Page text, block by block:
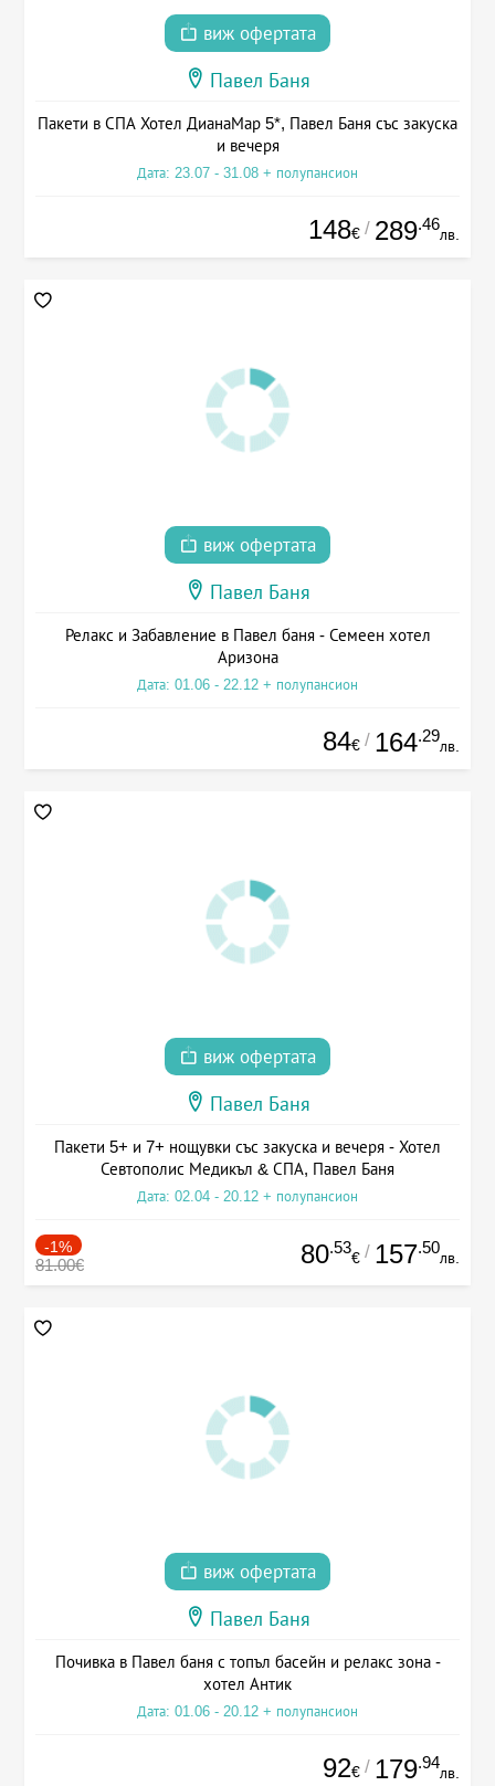
виж офертата
Павел Баня
Пакети в СПА Хотел ДианаМар 5*, Павел Баня със закуска
и вечеря
Дата: 23.07 - 31.08 + полупансион
148€ / 289.46
лв.
виж офертата
Павел Баня
Релакс и Забавление в Павел баня - Семеен хотел
Аризона
Дата: 01.06 - 22.12 + полупансион
84€ / 164.29
лв.
виж офертата
Павел Баня
Пакети 5+ и 7+ нощувки със закуска и вечеря - Хотел
Севтополис Медикъл & СПА, Павел Баня
Дата: 02.04 - 20.12 + полупансион
-1%
81.00€ 80.53
€ / 157.50
лв.
виж офертата
Павел Баня
Почивка в Павел баня с топъл басейн и релакс зона -
хотел Антик
Дата: 01.06 - 20.12 + полупансион
92€ / 179.94
лв.